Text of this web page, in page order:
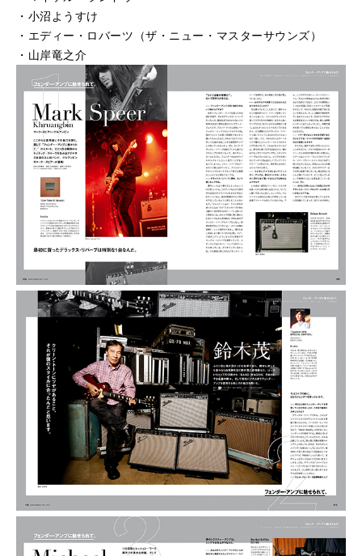
・小沼ようすけ
・エディー・ロバーツ（ザ・ニュー・マスターサウンズ）
・山岸竜之介